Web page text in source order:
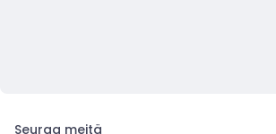
Seuraa meitä